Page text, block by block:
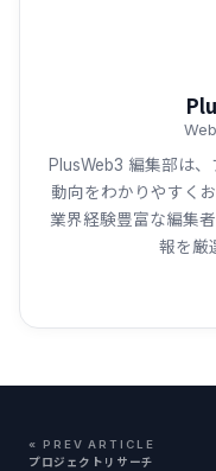
PlusWeb3 編集部は
動向をわかりやすく
業界経験豊富な編集
報を厳
« PREV ARTICLE
プロジェクトリサーチ